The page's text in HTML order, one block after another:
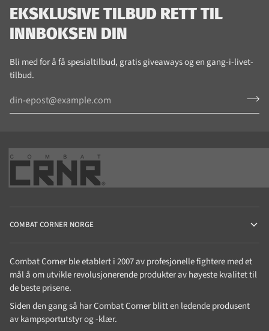
EKSKLUSIVE TILBUD RETT TIL
INNBOKSEN DIN
Bli med for å få spesialtilbud, gratis giveaways og en gang-i-livet-
tilbud.
COMBAT CORNER NORGE
Combat Corner ble etablert i 2007 av profesjonelle fightere med et
mål å om utvikle revolusjonerende produkter av høyeste kvalitet til
de beste prisene.
Siden den gang så har Combat Corner blitt en ledende produsent
av kampsportutstyr og -klær.